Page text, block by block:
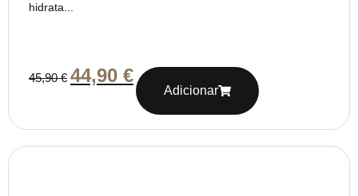
hidrata...
45,90€ 44,90 €
Adicionar